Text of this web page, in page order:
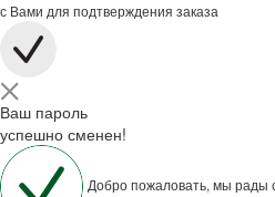
с Вами для подтверждения заказа
Ваш пароль
успешно сменен!
Добро пожаловать, мы рады